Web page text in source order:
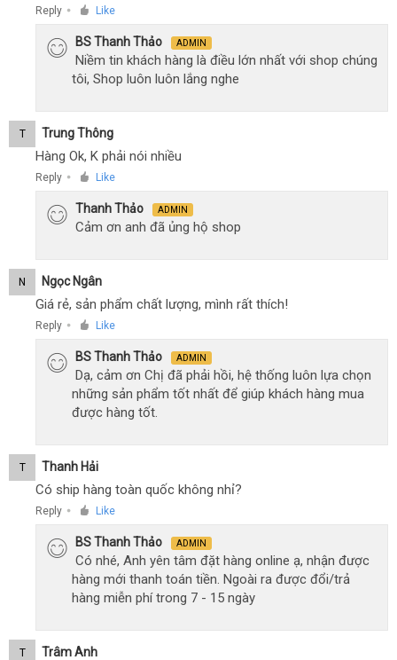
Reply ● Like
BS Thanh Thảo ADMIN
Niềm tin khách hàng là điều lớn nhất với shop chúng
tôi, Shop luôn luôn lắng nghe
T Trung Thông
Hàng Ok, K phải nói nhiều
Reply ● Like
Thanh Thảo ADMIN
Cảm ơn anh đã ủng hộ shop
N Ngọc Ngân
Giá rẻ, sản phẩm chất lượng, mình rất thích!
Reply ● Like
BS Thanh Thảo ADMIN
Dạ, cảm ơn Chị đã phải hồi, hệ thống luôn lựa chọn
những sản phẩm tốt nhất để giúp khách hàng mua
được hàng tốt.
T Thanh Hải
Có ship hàng toàn quốc không nhỉ?
Reply ● Like
BS Thanh Thảo ADMIN
Có nhé, Anh yên tâm đặt hàng online ạ, nhận được
hàng mới thanh toán tiền. Ngoài ra được đổi/trả
hàng miễn phí trong 7 - 15 ngày
T Trâm Anh